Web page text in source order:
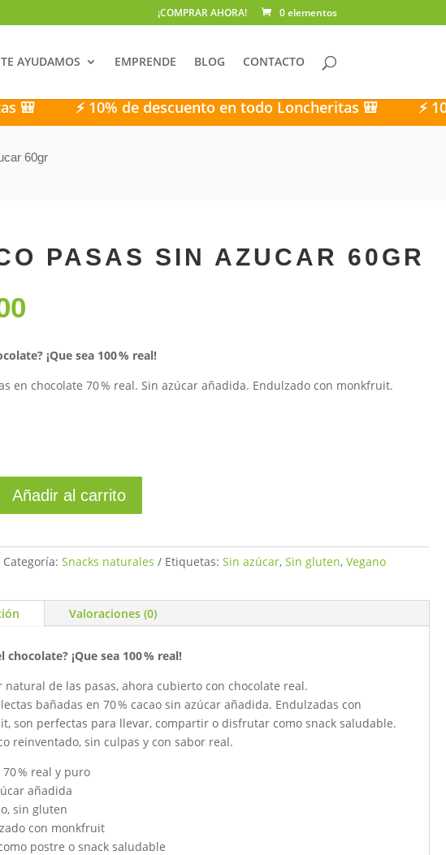
¡COMPRAR AHORA! 0 elementos
TE AYUDAMOS EMPRENDE BLOG CONTACTO
⚡ 10% de descuento en todo Loncheritas 🎒 ⚡ 10% de
60gr
PASAS SIN AZUCAR 60GR
¡Que sea 100 % real!
en chocolate 70 % real. Sin azúcar añadida. Endulzado con monkfruit.
Añadir al carrito
Categoría: Snacks naturales Etiquetas: Sin azúcar, Sin gluten, Vegano
Valoraciones (0)
chocolate? ¡Que sea 100 % real!
natural de las pasas, ahora cubierto con chocolate real.
bañadas en 70 % cacao sin azúcar añadida. Endulzadas con
son perfectas para llevar, compartir o disfrutar como snack saludable.
reinventado, sin culpas y con sabor real.
70 % real y puro
añadida
sin gluten
con monkfruit
postre o snack saludable